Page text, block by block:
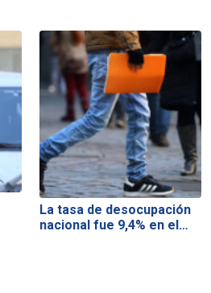
La tasa de desocupación
nacional fue 9,4% en el…